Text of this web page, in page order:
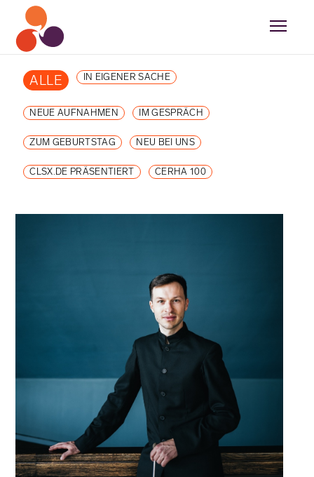
ALLE IN EIGENER SACHE
NEUE AUFNAHMEN IM GESPRÄCH
ZUM GEBURTSTAG NEU BEI UNS
CLSX.DE PRÄSENTIERT CERHA 100